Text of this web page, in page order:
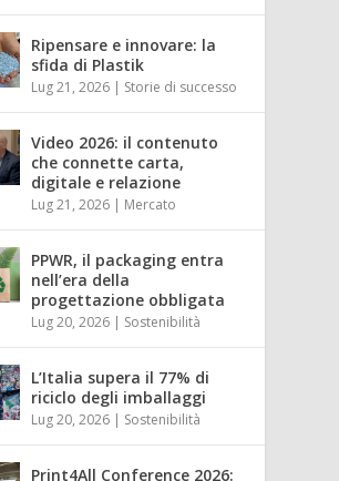
Ripensare e innovare: la
sfida di Plastik
Lug 21, 2026 | Storie di successo
Video 2026: il contenuto
che connette carta,
digitale e relazione
Lug 21, 2026 | Mercato
PPWR, il packaging entra
nell’era della
progettazione obbligata
Lug 20, 2026 | Sostenibilità
L’Italia supera il 77% di
riciclo degli imballaggi
Lug 20, 2026 | Sostenibilità
Print4All Conference 2026: